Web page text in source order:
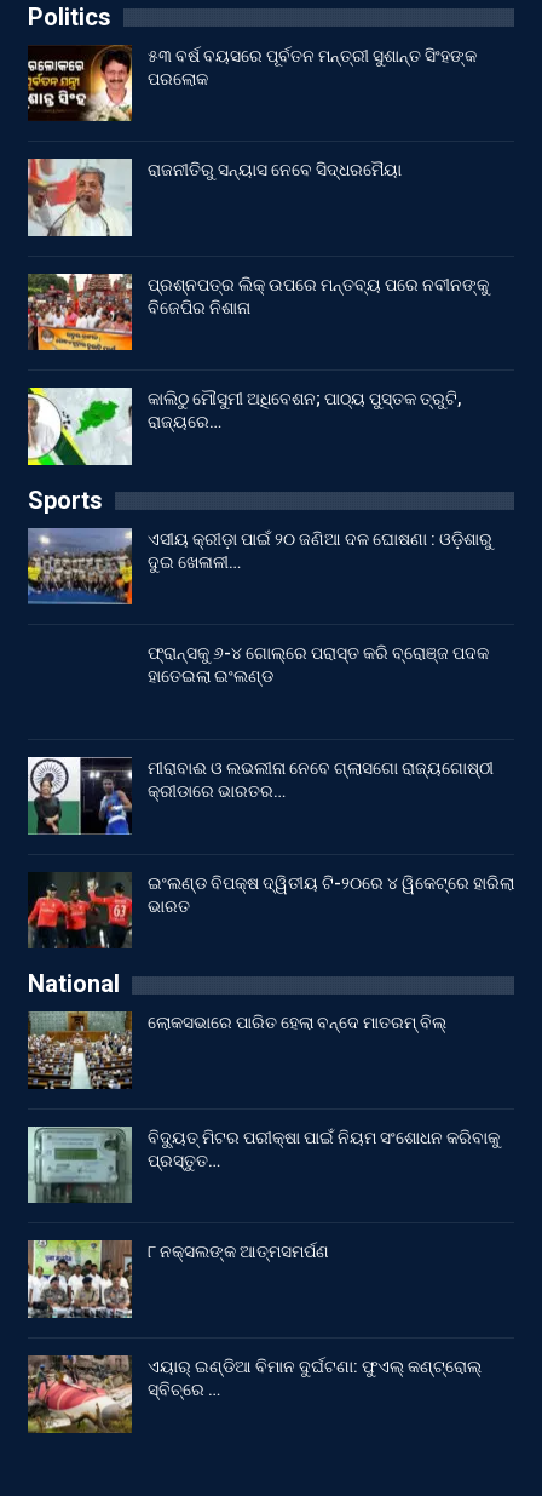
Politics
୫୩ ବର୍ଷ ବୟସରେ ପୂର୍ବତନ ମନ୍ତ୍ରୀ ସୁଶାନ୍ତ ସିଂହଙ୍କ
ପରଲୋକ
ରାଜନୀତିରୁ ସନ୍ୟାସ ନେବେ ସିଦ୍ଧରମୈୟା
ପ୍ରଶ୍ନପତ୍ର ଲିକ୍ ଉପରେ ମନ୍ତବ୍ୟ ପରେ ନବୀନଙ୍କୁ
ବିଜେପିର ନିଶାନା
କାଲିଠୁ ମୌସୁମୀ ଅଧିବେଶନ; ପାଠ୍ୟ ପୁସ୍ତକ ତ୍ରୁଟି,
ରାଜ୍ୟରେ…
Sports
ଏସୀୟ କ୍ରୀଡ଼ା ପାଇଁ ୨୦ ଜଣିଆ ଦଳ ଘୋଷଣା : ଓଡ଼ିଶାରୁ
ଦୁଇ ଖେଳାଳୀ…
ଫ୍ରାନ୍ସକୁ ୬-୪ ଗୋଲ୍‌ରେ ପରାସ୍ତ କରି ବ୍ରୋଞ୍ଜ ପଦକ
ହାତେଇଲା ଇଂଲଣ୍ଡ
ମୀରାବାଈ ଓ ଲଭଲୀନା ନେବେ ଗ୍ଲାସଗୋ ରାଜ୍ୟଗୋଷ୍ଠୀ
କ୍ରୀଡାରେ ଭାରତର…
ଇଂଲଣ୍ଡ ବିପକ୍ଷ ଦ୍ୱିତୀୟ ଟି-୨୦ରେ ୪ ୱିକେଟ୍‌ରେ ହାରିଲା
ଭାରତ
National
ଲୋକସଭାରେ ପାରିତ ହେଲା ବନ୍ଦେ ମାତରମ୍‌ ବିଲ୍‌
ବିଦ୍ୟୁତ୍ ମିଟର ପରୀକ୍ଷା ପାଇଁ ନିୟମ ସଂଶୋଧନ କରିବାକୁ
ପ୍ରସ୍ତୁତ…
୮ ନକ୍ସଲଙ୍କ ଆତ୍ମସମର୍ପଣ
ଏୟାର୍ ଇଣ୍ଡିଆ ବିମାନ ଦୁର୍ଘଟଣା: ଫୁଏଲ୍‌ କଣ୍ଟ୍ରୋଲ୍‌
ସ୍ବିଚ୍‌ରେ …